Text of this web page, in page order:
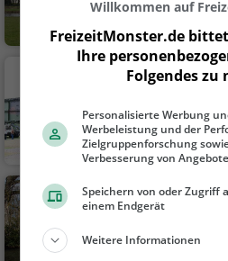
Deutsches
Munster
Breidings
Willkommen auf
FreizeitMonster.de
Ihre
Folgendes zu
Personalisierte Werbung
Werbeleistung und der
Zielgruppenforschung
Verbesserung von
Speichern von oder Zugriff
einem Endgerät
Weitere Informationen